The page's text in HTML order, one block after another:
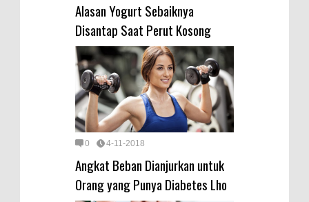
Alasan Yogurt Sebaiknya
Disantap Saat Perut Kosong
0 4-11-2018
Angkat Beban Dianjurkan untuk
Orang yang Punya Diabetes Lho